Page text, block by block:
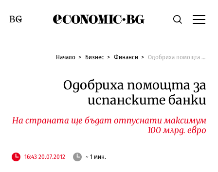
Economic.bgТърсене
Смяна на език
Начало Бизнес Финанси Одобриха помощта за испанските банки
Одобриха помощта за
испанските банки
На страната ще бъдат отпуснати максимум
100 млрд. евро
16:43 20.07.2012 ~ 1 мин.